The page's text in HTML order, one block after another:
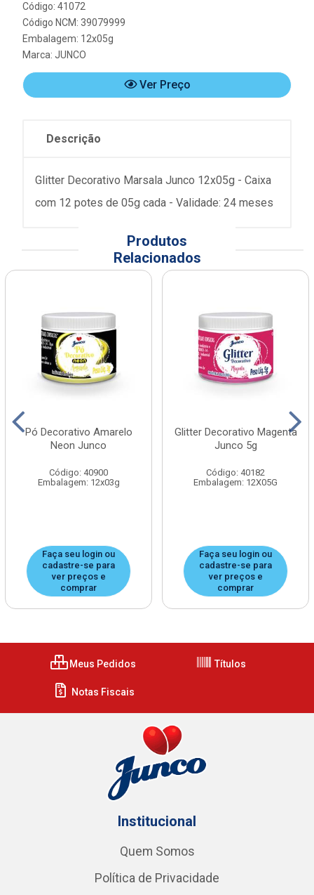
Código: 41072
Código NCM: 39079999
Embalagem: 12x05g
Marca: JUNCO
Ver Preço
Descrição
Glitter Decorativo Marsala Junco 12x05g - Caixa
com 12 potes de 05g cada - Validade: 24 meses
Produtos
Relacionados
Pó Decorativo Amarelo
Neon Junco
Código: 40900
Embalagem: 12x03g
Faça seu login ou
cadastre-se para
ver preços e
comprar
Glitter Decorativo Magenta
Junco 5g
Código: 40182
Embalagem: 12X05G
Faça seu login ou
cadastre-se para
ver preços e
comprar
Meus Pedidos Títulos
Notas Fiscais
Institucional
Quem Somos
Política de Privacidade